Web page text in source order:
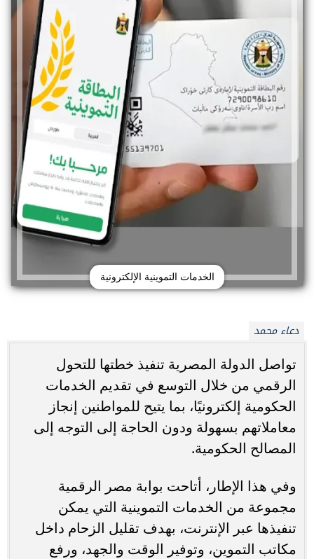
الخدمات التموينية الإلكترونية
دعاء محمد
تواصل الدولة المصرية تنفيذ خطتها للتحول
الرقمي من خلال التوسع في تقديم الخدمات
الحكومية إلكترونيًا، بما يتيح للمواطنين إنجاز
معاملاتهم بسهولة ودون الحاجة إلى التوجه إلى
المصالح الحكومية.
وفي هذا الإطار، أتاحت بوابة مصر الرقمية
مجموعة من الخدمات التموينية التي يمكن
تنفيذها عبر الإنترنت، بهدف تقليل الزحام داخل
مكاتب التموين، وتوفير الوقت والجهد، ورفع